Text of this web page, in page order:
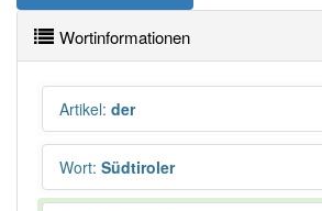
Wortinformationen
Artikel: der
Wort: Südtiroler